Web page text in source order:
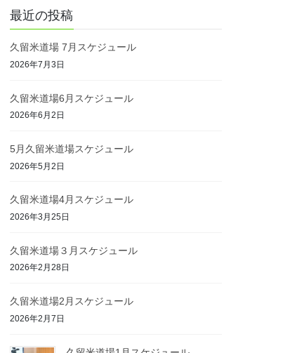
最近の投稿
久留米道場 7月スケジュール
2026年7月3日
久留米道場6月スケジュール
2026年6月2日
5月久留米道場スケジュール
2026年5月2日
久留米道場4月スケジュール
2026年3月25日
久留米道場３月スケジュール
2026年2月28日
久留米道場2月スケジュール
2026年2月7日